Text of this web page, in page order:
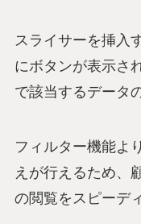
スライサーを挿入
にボタンが表示さ
で該当するデータ
フィルター機能よ
えが行えるため、
の閲覧をスピーデ